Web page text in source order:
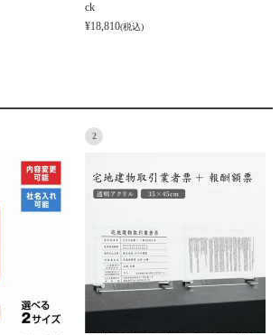
ck
¥18,810(税込)
2